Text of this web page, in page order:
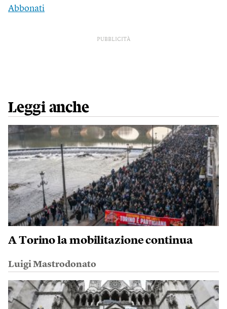
Abbonati
PUBBLICITÀ
Leggi anche
A Torino la mobilitazione continua
Luigi Mastrodonato